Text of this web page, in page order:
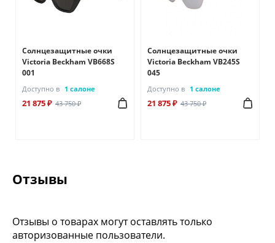
Солнцезащитные очки
Victoria Beckham VB668S
001
Доступно в 1 салоне
21 875 ₽ 43 750 ₽
Солнцезащитные очки
Victoria Beckham VB245S
045
Доступно в 1 салоне
21 875 ₽ 43 750 ₽
Отзывы
Отзывы о товарах могут оставлять только
авторизованные пользователи.